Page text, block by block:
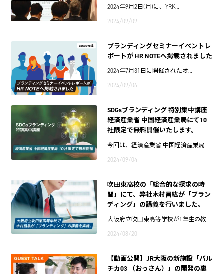
2024年9月2日(月)に、YRK…
2024/09/09
ブランディングセミナーイベントレ
ポートが HR NOTEへ掲載されました
2024年7月31日に開催されたオ…
2024/09/06
SDGsブランディング 特別集中講座
経済産業省 中国経済産業局にて10
社限定で無料開催いたします。
今回は、経済産業省 中国経済産業局…
2024/09/04
吹田東高校の「総合的な探求の時
間」にて、弊社木村昌紘が「ブラン
ディング」の講義を行いました。
大阪府立吹田東高等学校が1年生の教…
2024/08/20
【動画公開】JR大阪の新施設「バル
チカ03 （おっさん）」の開発の裏